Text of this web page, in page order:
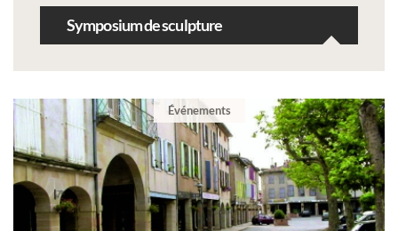
Symposium de sculpture
Événements